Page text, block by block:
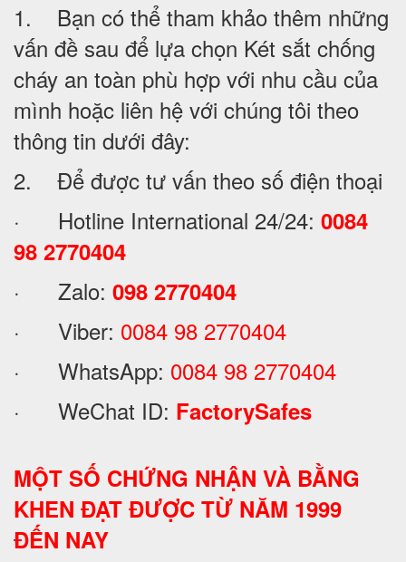
1. Bạn có thể tham khảo thêm những
vấn đề sau để lựa chọn Két sắt chống
cháy an toàn phù hợp với nhu cầu của
mình hoặc liên hệ với chúng tôi theo
thông tin dưới đây:
2. Để được tư vấn theo số điện thoại
· Hotline International 24/24: 0084
98 2770404
· Zalo: 098 2770404
· Viber: 0084 98 2770404
· WhatsApp: 0084 98 2770404
· WeChat ID: FactorySafes
MỘT SỐ CHỨNG NHẬN VÀ BẰNG
KHEN ĐẠT ĐƯỢC TỪ NĂM 1999
ĐẾN NAY